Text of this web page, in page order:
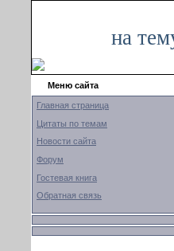
на
Меню сайта
Главная страница
Цитаты по темам
Новости сайта
Форум
Гостевая книга
Обратная связь